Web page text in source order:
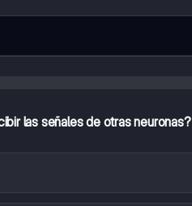
las señales de otras neuronas?